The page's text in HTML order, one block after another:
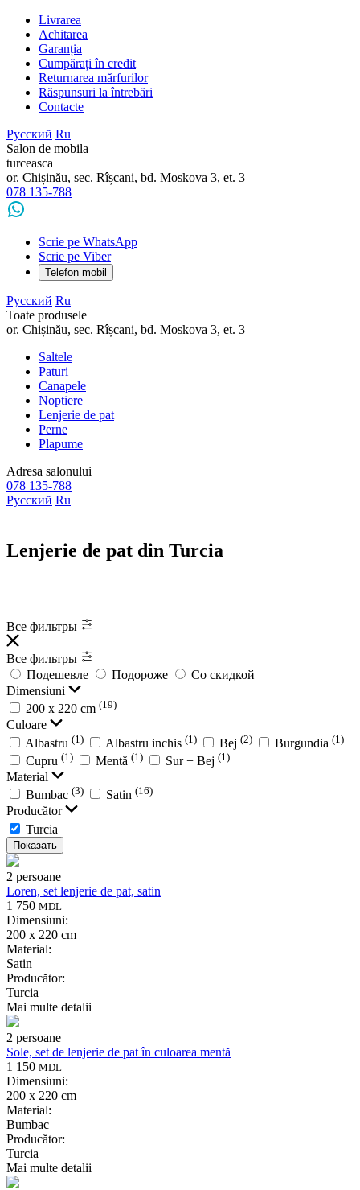
Livrarea
Achitarea
Garanția
Cumpărați în credit
Returnarea mărfurilor
Răspunsuri la întrebări
Contacte
Русский Ru
Salon de mobila
turceasca
or. Chișinău, sec. Rîșcani, bd. Moskova 3, et. 3
078 135-788
Scrie pe WhatsApp
Scrie pe Viber
Telefon mobil
Русский Ru
Toate produsele
or. Chișinău, sec. Rîșcani, bd. Moskova 3, et. 3
Saltele
Paturi
Canapele
Noptiere
Lenjerie de pat
Perne
Plapume
Adresa salonului
078 135-788
Русский Ru
Lenjerie de pat din Turcia
Все фильтры
Все фильтры
Подешевле
Подороже
Со скидкой
Dimensiuni
200 x 220 cm (19)
Culoare
Albastru (1) Albastru inchis (1) Bej (2) Burgundia (1)
Cupru (1) Mentă (1) Sur + Bej (1)
Material
Bumbac (3) Satin (16)
Producător
Turcia
Показать
2 persoane
Loren, set lenjerie de pat, satin
1 750 MDL
Dimensiuni:
200 x 220 cm
Material:
Satin
Producător:
Turcia
Mai multe detalii
2 persoane
Sole, set de lenjerie de pat în culoarea mentă
1 150 MDL
Dimensiuni:
200 x 220 cm
Material:
Bumbac
Producător:
Turcia
Mai multe detalii